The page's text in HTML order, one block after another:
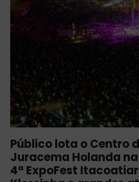
Público lota o Centro
Juracema Holanda
4ª ExpoFest